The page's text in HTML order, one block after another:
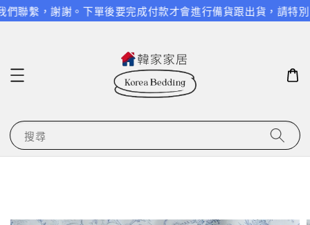
，謝謝。下單後要完成付款才會進行備貨跟出貨，請特別留意
搜尋